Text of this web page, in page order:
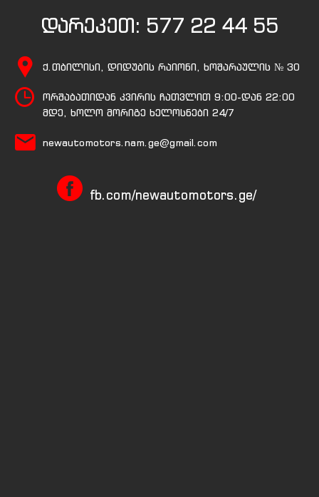
დარეკეთ: 577 22 44 55
ქ.თბილისი, დიდუბის რაიონი, ხოშარაულის № 30
ორშაბათიდან კვირის ჩათვლით 9:00-დან 22:00
მდე, ხოლო მორიგე ხელოსნები 24/7
newautomotors.nam.ge@gmail.com
fb.com/newautomotors.ge/